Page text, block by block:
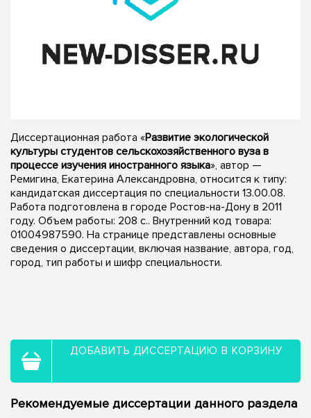
Диссертационная работа «Развитие экологической
культуры студентов сельскохозяйственного вуза в
процессе изучения иностранного языка», автор —
Ремигина, Екатерина Александровна, относится к типу:
кандидатская диссертация по специальности 13.00.08.
Работа подготовлена в городе Ростов-на-Дону в 2011
году. Объем работы: 208 с.. Внутренний код товара:
01004987590. На странице представлены основные
сведения о диссертации, включая название, автора, год,
город, тип работы и шифр специальности.
ДОБАВИТЬ ДИССЕРТАЦИЮ В КОРЗИНУ
Рекомендуемые диссертации данного раздела